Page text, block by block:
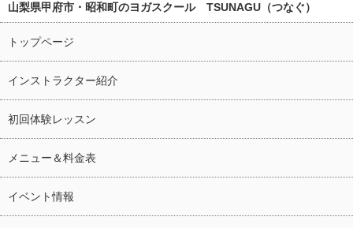
山梨県甲府市・昭和町のヨガスクール TSUNAGU（つなぐ）
トップページ
インストラクター紹介
初回体験レッスン
メニュー＆料金表
イベント情報